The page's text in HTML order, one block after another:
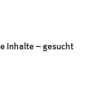
Inhalte – gesucht